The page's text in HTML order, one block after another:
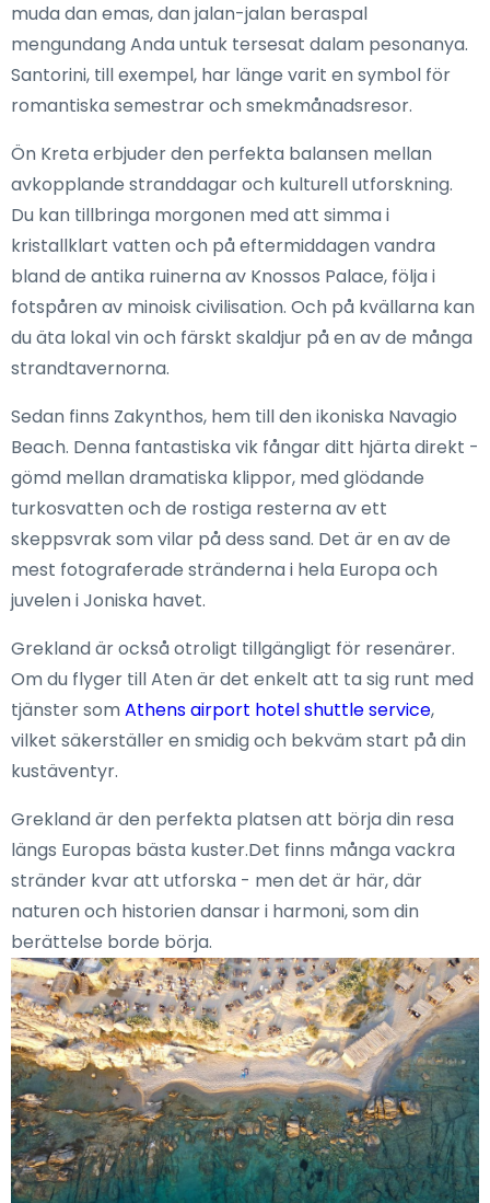
muda dan emas, dan jalan-jalan beraspal
mengundang Anda untuk tersesat dalam pesonanya.
Santorini, till exempel, har länge varit en symbol för
romantiska semestrar och smekmånadsresor.
Ön Kreta erbjuder den perfekta balansen mellan
avkopplande stranddagar och kulturell utforskning.
Du kan tillbringa morgonen med att simma i
kristallklart vatten och på eftermiddagen vandra
bland de antika ruinerna av Knossos Palace, följa i
fotspåren av minoisk civilisation. Och på kvällarna kan
du äta lokal vin och färskt skaldjur på en av de många
strandtavernorna.
Sedan finns Zakynthos, hem till den ikoniska Navagio
Beach. Denna fantastiska vik fångar ditt hjärta direkt -
gömd mellan dramatiska klippor, med glödande
turkosvatten och de rostiga resterna av ett
skeppsvrak som vilar på dess sand. Det är en av de
mest fotograferade stränderna i hela Europa och
juvelen i Joniska havet.
Grekland är också otroligt tillgängligt för resenärer.
Om du flyger till Aten är det enkelt att ta sig runt med
tjänster somAthens airport hotel shuttle service,
vilket säkerställer en smidig och bekväm start på din
kustäventyr.
Grekland är den perfekta platsen att börja din resa
längs Europas bästa kuster.Det finns många vackra
stränder kvar att utforska - men det är här, där
naturen och historien dansar i harmoni, som din
berättelse borde börja.